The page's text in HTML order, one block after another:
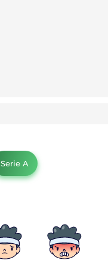
Serie A